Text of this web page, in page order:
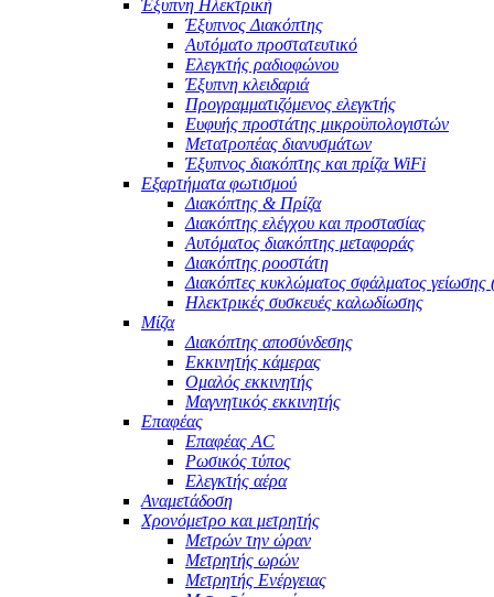
Έξυπνη Ηλεκτρική
Έξυπνος Διακόπτης
Αυτόματο προστατευτικό
Ελεγκτής ραδιοφώνου
Έξυπνη κλειδαριά
Προγραμματιζόμενος ελεγκτής
Ευφυής προστάτης μικροϋπολογιστών
Μετατροπέας διανυσμάτων
Έξυπνος διακόπτης και πρίζα WiFi
Εξαρτήματα φωτισμού
Διακόπτης & Πρίζα
Διακόπτης ελέγχου και προστασίας
Αυτόματος διακόπτης μεταφοράς
Διακόπτης ροοστάτη
Διακόπτες κυκλώματος σφάλματος
Ηλεκτρικές συσκευές καλωδίωσης
Μίζα
Διακόπτης αποσύνδεσης
Εκκινητής κάμερας
Ομαλός εκκινητής
Μαγνητικός εκκινητής
Επαφέας
Επαφέας AC
Ρωσικός τύπος
Ελεγκτής αέρα
Αναμετάδοση
Χρονόμετρο και μετρητής
Μετρών την ώραν
Μετρητής ωρών
Μετρητής Ενέργειας